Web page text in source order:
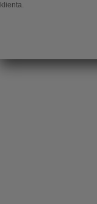
klienta.